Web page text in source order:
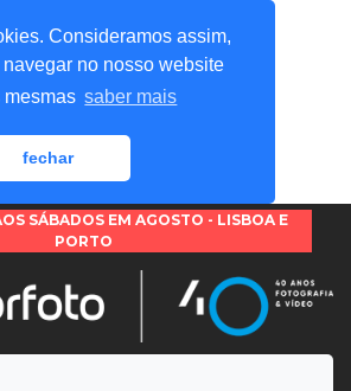
Consideramos assim,
no nosso website
mesmas saber mais
fechar
SÁBADOS EM AGOSTO - LISBOA E
PORTO